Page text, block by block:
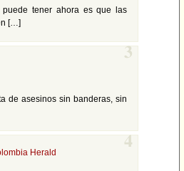
tener ahora es que las
[…]
3
de asesinos sin banderas, sin
Herald
4